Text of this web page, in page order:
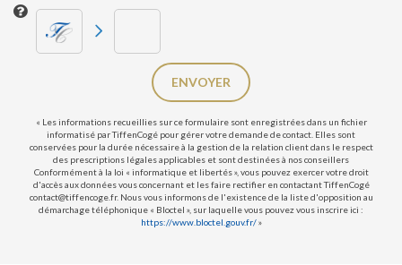
ENVOYER
« Les informations recueillies sur ce formulaire sont enregistrées dans un fichier
informatisé par TiffenCogé pour gérer votre demande de contact. Elles sont
conservées pour la durée nécessaire à la gestion de la relation client dans le respect
des prescriptions légales applicables et sont destinées à nos conseillers
Conformément à la loi « informatique et libertés », vous pouvez exercer votre droit
d'accès aux données vous concernant et les faire rectifier en contactant TiffenCogé
contact@tiffencoge.fr. Nous vous informons de l'existence de la liste d'opposition au
démarchage téléphonique « Bloctel », sur laquelle vous pouvez vous inscrire ici :
https://www.bloctel.gouv.fr/»